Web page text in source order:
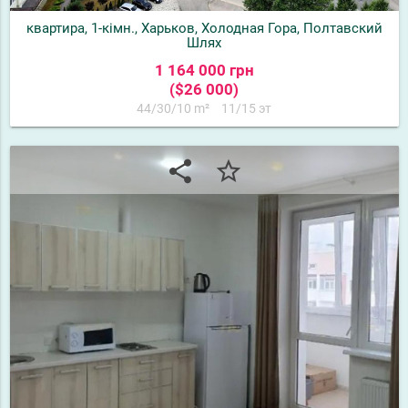
квартира, 1-кімн., Харьков, Холодная Гора, Полтавский
Шлях
1 164 000 грн
($26 000)
44/30/10 m² 11/15 эт
share star_border